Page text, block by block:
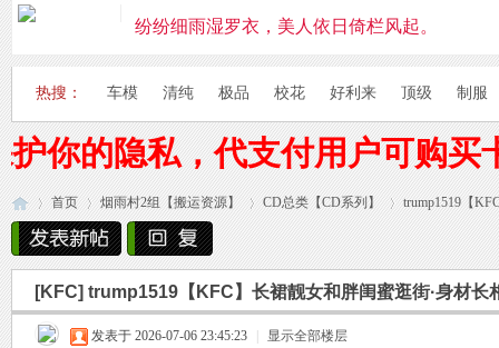
纷纷细雨湿罗衣，美人依日倚栏风起。
轻抚细雨洒红楼，美人徐步舞花楸。
妍姿如水舞雨涵，美人翩然走湖畔。
风雨中的美人啊，纤腰若素玉，乱发似云烟。
雨中邂逅美人笑，花颜如露醉心间。
霏霏细雨湿樱唇，美人微笑照晚云。
柳袖轻舞如飞燕，雨中美人恋长衫。
热搜： 车模 清纯 极品 校花 好利来 顶级 制服
你的隐私，代支付用户可购买
首页
›
烟雨村2组【搬运资源】
›
CD总类【CD系列】
›
trump1519【
[KFC] trump1519【KFC】长裙靓女和胖闺蜜逛街·身材长
发表于 2026-07-06 23:45:23 显示全部楼层